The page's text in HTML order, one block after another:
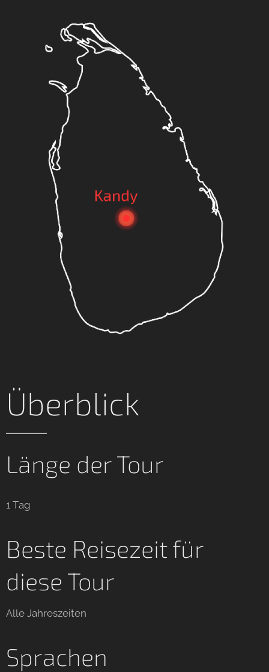
Überblick
Länge der Tour
1 Tag
Beste Reisezeit für
diese Tour
Alle Jahreszeiten
Sprachen